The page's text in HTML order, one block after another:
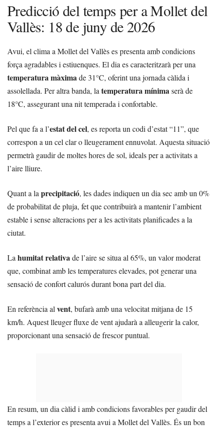
Predicció del temps per a Mollet del
Vallès: 18 de juny de 2026
Avui, el clima a Mollet del Vallès es presenta amb condicions
força agradables i estiuenques. El dia es caracteritzarà per una
temperatura màximade 31°C, oferint una jornada càlida i
assolellada. Per altra banda, latemperatura mínimaserà de
18°C, assegurant una nit temperada i confortable.
Pel que fa a l’estat del cel, es reporta un codi d’estat “11”, que
correspon a un cel clar o lleugerament ennuvolat. Aquesta situació
permetrà gaudir de moltes hores de sol, ideals per a activitats a
l’aire lliure.
Quant a laprecipitació, les dades indiquen un dia sec amb un 0%
de probabilitat de pluja, fet que contribuirà a mantenir l’ambient
estable i sense alteracions per a les activitats planificades a la
ciutat.
Lahumitat relativade l’aire se situa al 65%, un valor moderat
que, combinat amb les temperatures elevades, pot generar una
sensació de confort calurós durant bona part del dia.
En referència alvent, bufarà amb una velocitat mitjana de 15
km/h. Aquest lleuger fluxe de vent ajudarà a alleugerir la calor,
proporcionant una sensació de frescor puntual.
En resum, un dia càlid i amb condicions favorables per gaudir del
temps a l’exterior es presenta avui a Mollet del Vallès. És un bon